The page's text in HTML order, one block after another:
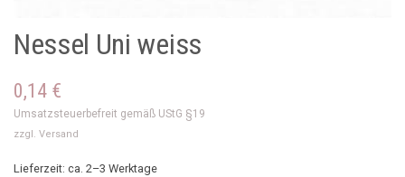
Nessel Uni weiss
0,14 €
Umsatzsteuerbefreit gemäß UStG §19
zzgl. Versand
Lieferzeit: ca. 2–3 Werktage